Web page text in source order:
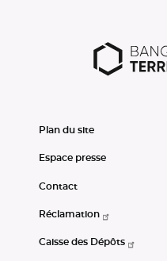
Plan du site
Espace presse
Contact
Réclamation
Caisse des Dépôts